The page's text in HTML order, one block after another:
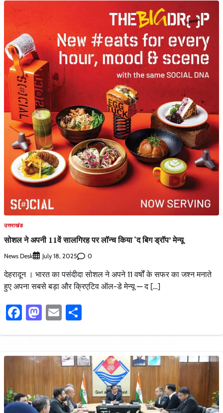
उत्तराखंड
सोशल ने अपनी 11वें सालगिरह पर लॉन्च किया ‘द बिग ड्रॉप’ मेन्यू
News Desk July 18, 2025 0
देहरादून । भारत का पसंदीदा सोशल ने अपने 11 वर्षों के सफर का जश्न मनाते
हुए अपना सबसे बड़ा और क्रिएटिव ऑल-डे मेन्यू — द […]
Facebook
Mastodon
Email